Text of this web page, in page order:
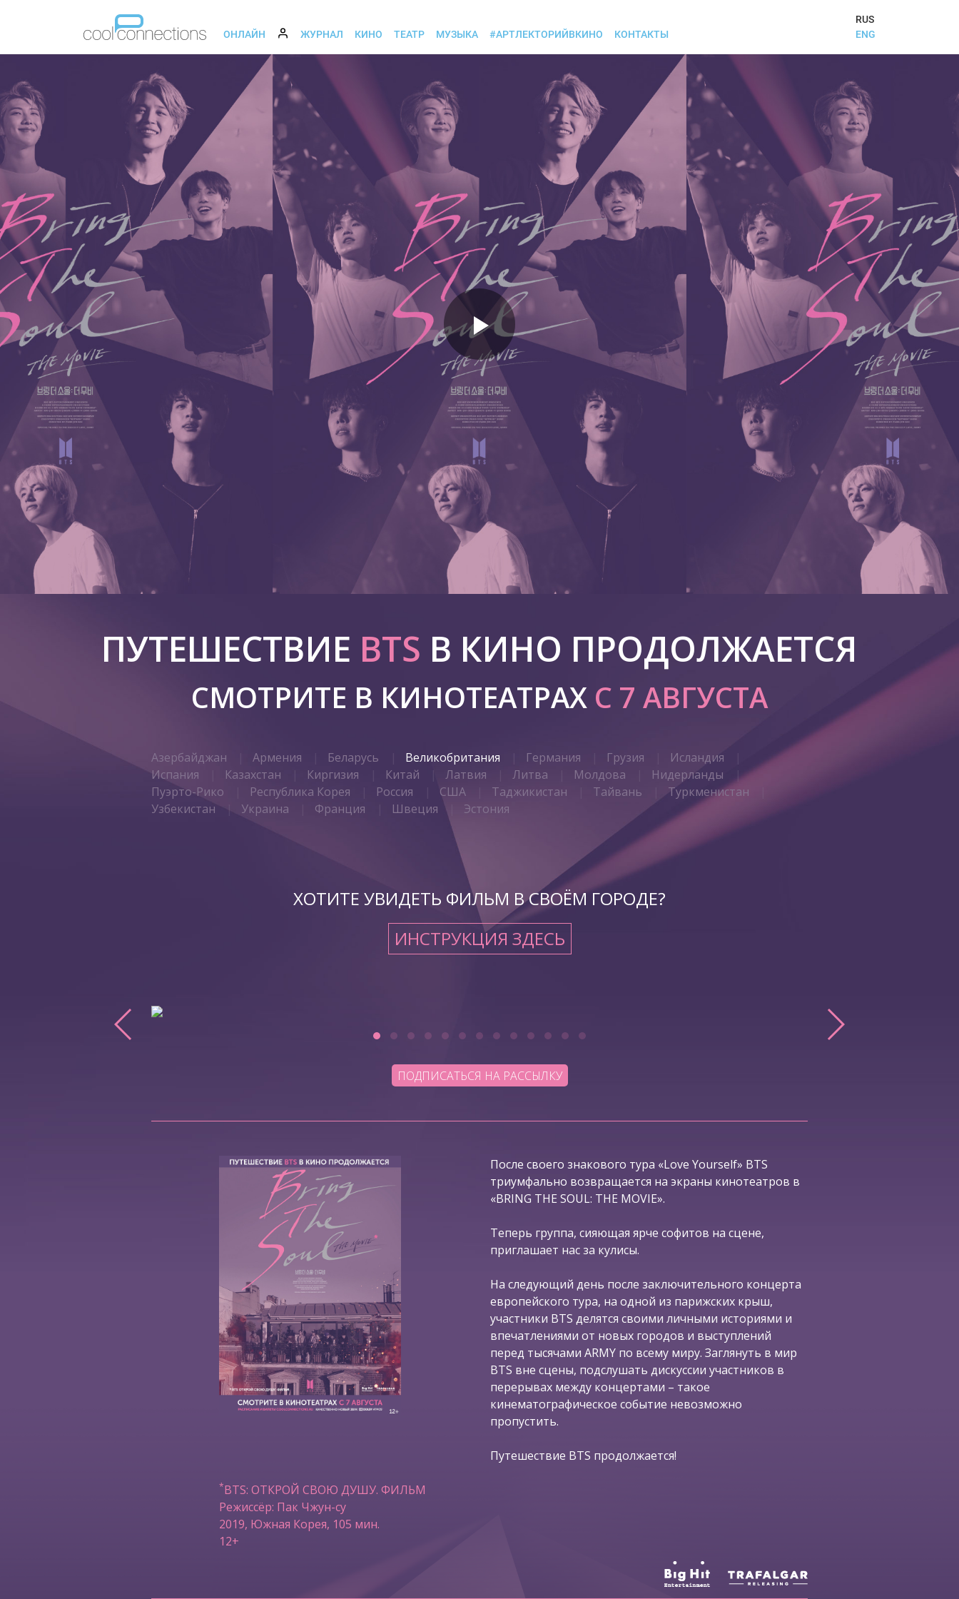
ОНЛАЙН ЖУРНАЛ КИНО ТЕАТР МУЗЫКА #АРТЛЕКТОРИЙВКИНО КОНТАКТЫ
RUS
ENG
ПУТЕШЕСТВИЕ BTS В КИНО ПРОДОЛЖАЕТСЯ
СМОТРИТЕ В КИНОТЕАТРАХ С 7 АВГУСТА
Азербайджан Армения Беларусь Великобритания Германия Грузия
Исландия
Испания
Казахстан Киргизия Китай Латвия Литва Молдова
Нидерланды
Пуэрто-Рико
Республика Корея Россия США Таджикистан Тайвань
Туркменистан
Узбекистан
Украина Франция Швеция Эстония
ХОТИТЕ УВИДЕТЬ ФИЛЬМ В СВОЁМ ГОРОДЕ?
ИНСТРУКЦИЯ ЗДЕСЬ
ПОДПИСАТЬСЯ НА РАССЫЛКУ
После своего знакового тура «Love Yourself» BTS
триумфально возвращается на экраны кинотеатров в
«BRING THE SOUL: THE MOVIE».
Теперь группа, сияющая ярче софитов на сцене,
приглашает нас за кулисы.
На следующий день после заключительного концерта
европейского тура, на одной из парижских крыш,
участники BTS делятся своими личными историями и
впечатлениями от новых городов и выступлений
перед тысячами ARMY по всему миру. Заглянуть в мир
BTS вне сцены, подслушать дискуссии участников в
перерывах между концертами – такое
кинематографическое событие невозможно
пропустить.
Путешествие BTS продолжается!
*BTS: ОТКРОЙ СВОЮ ДУШУ. ФИЛЬМ
Режиссёр: Пак Чжун-су
2019, Южная Корея, 105 мин.
12+